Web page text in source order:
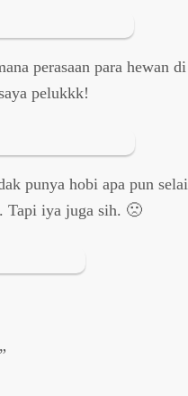
perasaan para hewan
pelukkk!
punya hobi apa pun
Tapi iya juga sih. 🙁
”